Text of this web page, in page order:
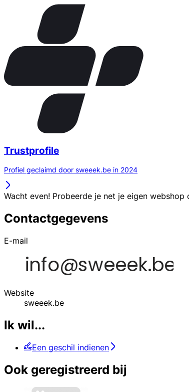
Trustprofile
Profiel geclaimd door sweeek.be in 2024
Wacht even! Probeerde je net je eigen webshop
Contactgegevens
E-mail
Website
sweeek.be
Ik wil...
Een geschil indienen
Ook geregistreerd bij